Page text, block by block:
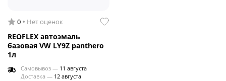
0 Нет оценок
REOFLEX автоэмаль
базовая VW LY9Z panthero
1л
Самовывоз — 11 августа
Доставка — 12 августа